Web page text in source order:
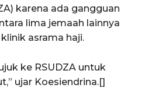
karena ada gangguan
lima jemaah lainnya
asrama haji.
ke RSUDZA untuk
ujar Koesiendrina.[]